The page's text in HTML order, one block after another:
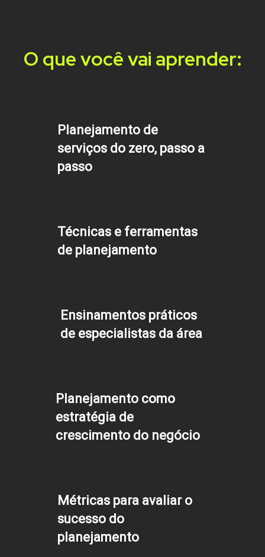
O que você vai aprender:
Planejamento de
serviços do zero, passo a
passo
Técnicas e ferramentas
de planejamento
Ensinamentos práticos
de especialistas da área
Planejamento como
estratégia de
crescimento do negócio
Métricas para avaliar o
sucesso do
planejamento